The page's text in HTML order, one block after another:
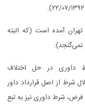
).
استان تهران آمده است (که البته
نمی‌گنجد):
داوری در حل اختلاف
شرط از اصل قرارداد داور
فرض، شرط داوری نیز به تبع